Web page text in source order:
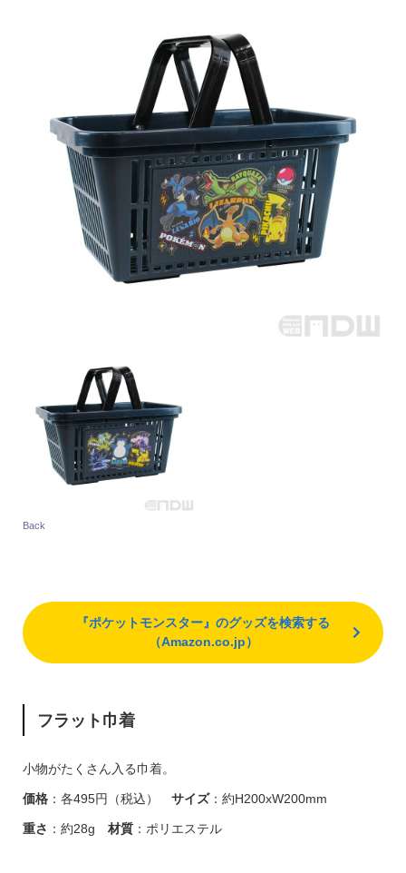
Back
『ポケットモンスター』のグッズを検索する
（Amazon.co.jp）
フラット巾着
小物がたくさん入る巾着。
価格：各495円（税込） サイズ：約H200xW200mm
重さ ：約28g 材質：ポリエステル